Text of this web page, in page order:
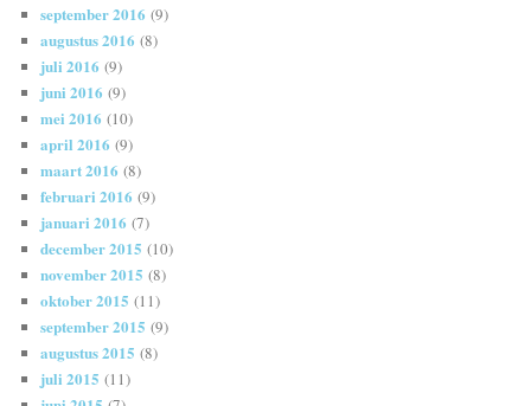
september 2016 (9)
augustus 2016 (8)
juli 2016 (9)
juni 2016 (9)
mei 2016 (10)
april 2016 (9)
maart 2016 (8)
februari 2016 (9)
januari 2016 (7)
december 2015 (10)
november 2015 (8)
oktober 2015 (11)
september 2015 (9)
augustus 2015 (8)
juli 2015 (11)